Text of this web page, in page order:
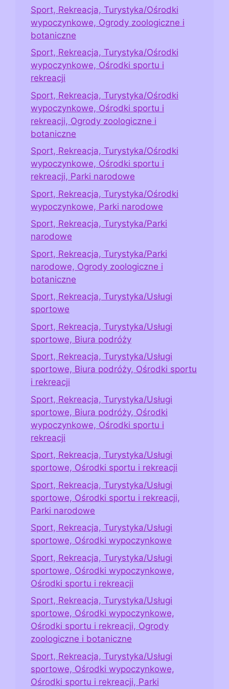
Sport, Rekreacja, Turystyka/Ośrodki
wypoczynkowe, Ogrody zoologiczne i
botaniczne
Sport, Rekreacja, Turystyka/Ośrodki
wypoczynkowe, Ośrodki sportu i
rekreacji
Sport, Rekreacja, Turystyka/Ośrodki
wypoczynkowe, Ośrodki sportu i
rekreacji, Ogrody zoologiczne i
botaniczne
Sport, Rekreacja, Turystyka/Ośrodki
wypoczynkowe, Ośrodki sportu i
rekreacji, Parki narodowe
Sport, Rekreacja, Turystyka/Ośrodki
wypoczynkowe, Parki narodowe
Sport, Rekreacja, Turystyka/Parki
narodowe
Sport, Rekreacja, Turystyka/Parki
narodowe, Ogrody zoologiczne i
botaniczne
Sport, Rekreacja, Turystyka/Usługi
sportowe
Sport, Rekreacja, Turystyka/Usługi
sportowe, Biura podróży
Sport, Rekreacja, Turystyka/Usługi
sportowe, Biura podróży, Ośrodki sportu
i rekreacji
Sport, Rekreacja, Turystyka/Usługi
sportowe, Biura podróży, Ośrodki
wypoczynkowe, Ośrodki sportu i
rekreacji
Sport, Rekreacja, Turystyka/Usługi
sportowe, Ośrodki sportu i rekreacji
Sport, Rekreacja, Turystyka/Usługi
sportowe, Ośrodki sportu i rekreacji,
Parki narodowe
Sport, Rekreacja, Turystyka/Usługi
sportowe, Ośrodki wypoczynkowe
Sport, Rekreacja, Turystyka/Usługi
sportowe, Ośrodki wypoczynkowe,
Ośrodki sportu i rekreacji
Sport, Rekreacja, Turystyka/Usługi
sportowe, Ośrodki wypoczynkowe,
Ośrodki sportu i rekreacji, Ogrody
zoologiczne i botaniczne
Sport, Rekreacja, Turystyka/Usługi
sportowe, Ośrodki wypoczynkowe,
Ośrodki sportu i rekreacji, Parki